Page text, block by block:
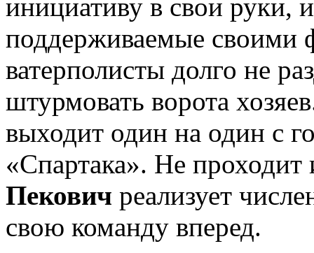
инициативу в свои руки,
поддерживаемые своими
ватерполисты долго не
штурмовать ворота
выходит один на один с
«Спартака». Не
Пекович реализует
свою команду вперед.